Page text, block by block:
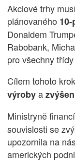
Akciové trhy
plánovaného
Donaldem
Rabobank,
pro všechny
Cílem tohoto
výrobya
Ministryně financí
souvislosti se
upozornila na
amerických